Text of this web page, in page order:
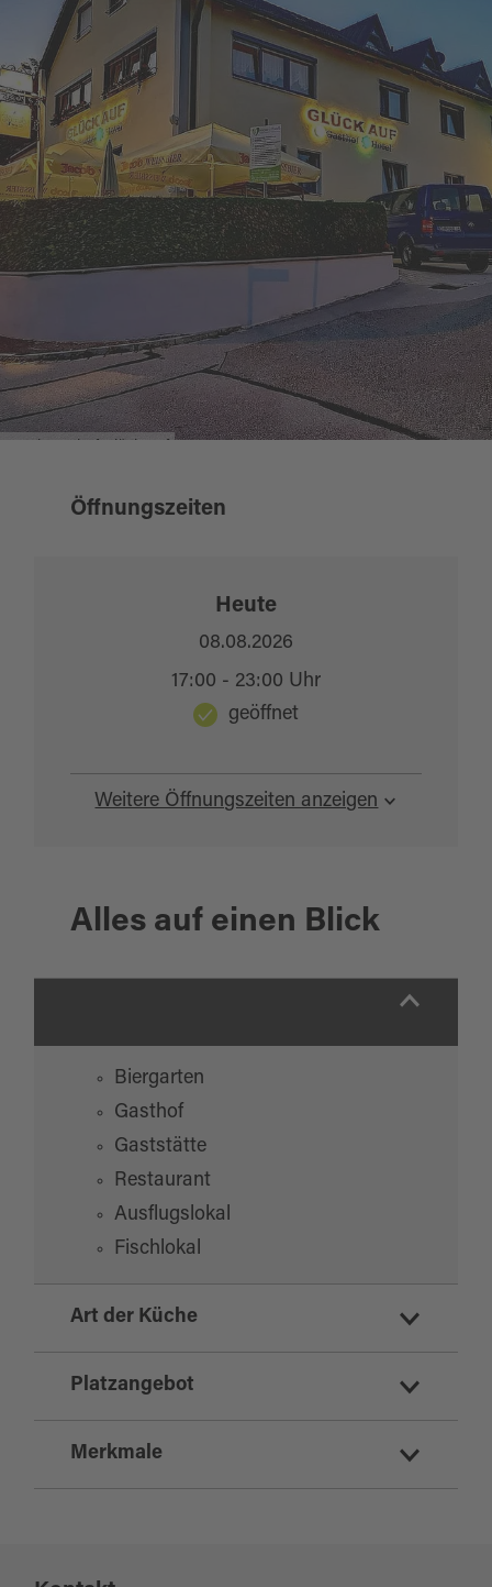
Öffnungszeiten
Weitere Öffnungszeiten anzeigen
Heute
08.08.2026
17:00 - 23:00 Uhr
geöffnet
Alles auf einen Blick
Biergarten
Gasthof
Gaststätte
Restaurant
Ausflugslokal
Fischlokal
Art der Küche
deutsch
regionale Küche
Platzangebot
Merkmale